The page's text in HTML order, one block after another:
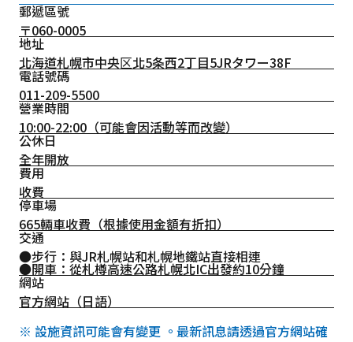
郵遞區號
〒060-0005
地址
北海道札幌市中央区北5条西2丁目5JRタワー38F
電話號碼
011-209-5500
營業時間
10:00-22:00（可能會因活動等而改變）
公休日
全年開放
費用
收費
停車場
665輛車收費（根據使用金額有折扣）
交通
●步行：與JR札幌站和札幌地鐵站直接相連
●開車：從札樽高速公路札幌北IC出發約10分鐘
網站
官方網站（日語）
※ 設施資訊可能會有變更 。最新訊息請透過官方網站確